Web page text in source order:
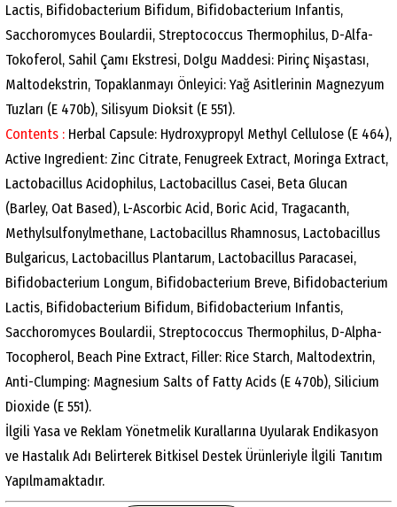
Lactis, Bifidobacterium Bifidum, Bifidobacterium Infantis,
Sacchoromyces Boulardii, Streptococcus Thermophilus, D-Alfa-
Tokoferol, Sahil Çamı Ekstresi, Dolgu Maddesi: Pirinç Nişastası,
Maltodekstrin, Topaklanmayı Önleyici: Yağ Asitlerinin Magnezyum
Tuzları (E 470b), Silisyum Dioksit (E 551).
Contents : Herbal Capsule: Hydroxypropyl Methyl Cellulose (E 464),
Active Ingredient: Zinc Citrate, Fenugreek Extract, Moringa Extract,
Lactobacillus Acidophilus, Lactobacillus Casei, Beta Glucan
(Barley, Oat Based), L-Ascorbic Acid, Boric Acid, Tragacanth,
Methylsulfonylmethane, Lactobacillus Rhamnosus, Lactobacillus
Bulgaricus, Lactobacillus Plantarum, Lactobacillus Paracasei,
Bifidobacterium Longum, Bifidobacterium Breve, Bifidobacterium
Lactis, Bifidobacterium Bifidum, Bifidobacterium Infantis,
Sacchoromyces Boulardii, Streptococcus Thermophilus, D-Alpha-
Tocopherol, Beach Pine Extract, Filler: Rice Starch, Maltodextrin,
Anti-Clumping: Magnesium Salts of Fatty Acids (E 470b), Silicium
Dioxide (E 551).
İlgili Yasa ve Reklam Yönetmelik Kurallarına Uyularak Endikasyon
ve Hastalık Adı Belirterek Bitkisel Destek Ürünleriyle İlgili Tanıtım
Yapılmamaktadır.